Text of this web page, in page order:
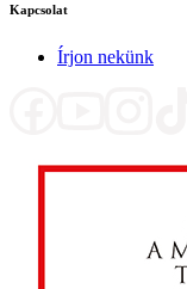
Kapcsolat
Írjon nekünk